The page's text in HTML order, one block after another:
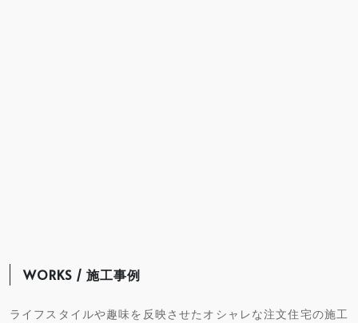
WORKS / 施工事例
ライフスタイルや趣味を反映させたオシャレな注文住宅の施工